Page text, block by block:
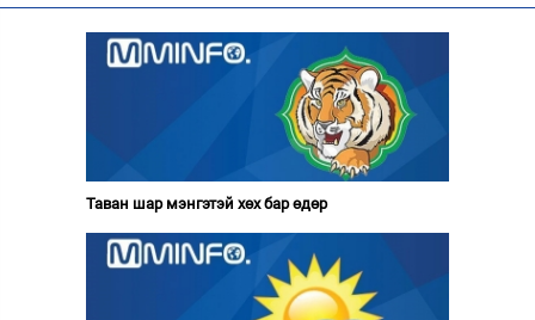
Таван шар мэнгэтэй хөх бар өдөр